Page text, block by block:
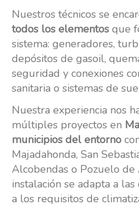
Nuestros técnicos se
todos los elementos que
sistema: generadores,
depósitos de gasoil,
seguridad y conexiones
sanitaria o sistemas de
Nuestra experiencia nos
múltiples proyectos en
municipios del entorno
Majadahonda, San
Alcobendas o Pozuelo de
instalación se adapta a
a los requisitos de